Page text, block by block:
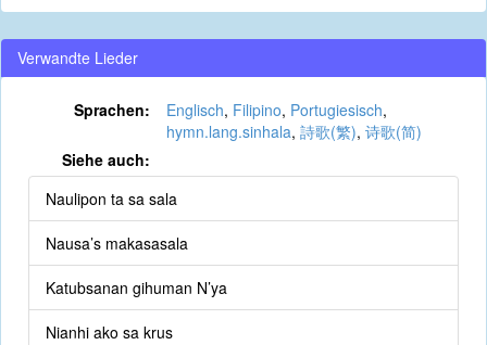
Verwandte Lieder
Sprachen: Englisch, Filipino, Portugiesisch,
hymn.lang.sinhala, 詩歌(繁), 诗歌(简)
Siehe auch:
Naulipon ta sa sala
Nausa’s makasasala
Katubsanan gihuman N’ya
Nianhi ako sa krus